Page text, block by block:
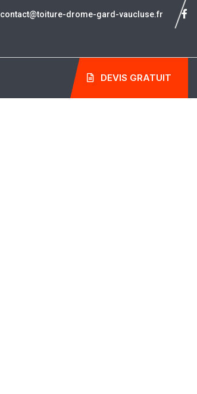
contact@toiture-drome-gard-vaucluse.fr
DEVIS GRATUIT